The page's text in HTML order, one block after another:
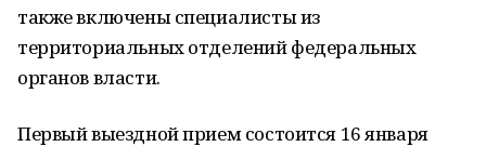
также включены специалисты из
территориальных отделений федеральных
органов власти.
Первый выездной прием состоится 16 января